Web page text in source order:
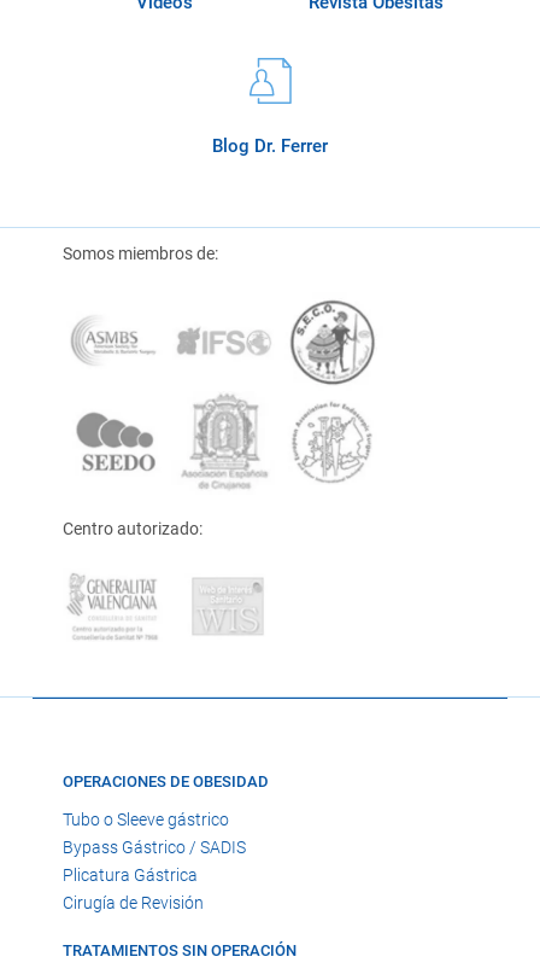
Blog Dr. Ferrer
Somos miembros de:
Centro autorizado:
OPERACIONES DE OBESIDAD
Tubo o Sleeve gástrico
Bypass Gástrico / SADIS
Plicatura Gástrica
Cirugía de Revisión
TRATAMIENTOS SIN OPERACIÓN